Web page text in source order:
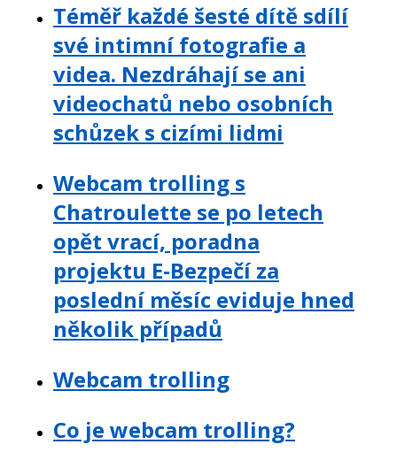
Téměř každé šesté dítě sdílí
své intimní fotografie a
videa. Nezdráhají se ani
videochatů nebo osobních
schůzek s cizími lidmi
Webcam trolling s
Chatroulette se po letech
opět vrací, poradna
projektu E-Bezpečí za
poslední měsíc eviduje hned
několik případů
Webcam trolling
Co je webcam trolling?